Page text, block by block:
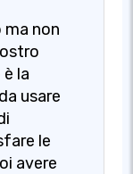
ma non
la
usare
le
avere